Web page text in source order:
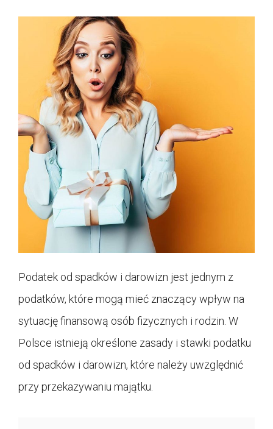
Podatek od spadków i darowizn jest jednym z
podatków, które mogą mieć znaczący wpływ na
sytuację finansową osób fizycznych i rodzin. W
Polsce istnieją określone zasady i stawki podatku
od spadków i darowizn, które należy uwzględnić
przy przekazywaniu majątku.